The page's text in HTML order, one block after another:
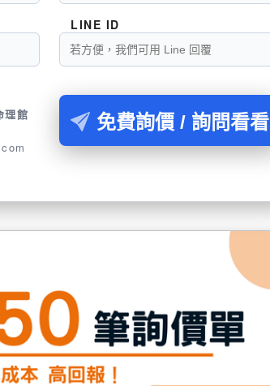
LINE ID
理館
免費詢價 / 詢問看看